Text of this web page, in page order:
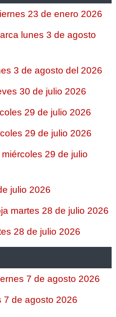
23 de enero 2026
lunes 3 de agosto
3 de agosto del 2026
30 de julio 2026
29 de julio 2026
29 de julio 2026
29 de julio
julio 2026
martes 28 de julio 2026
28 de julio 2026
7 de agosto 2026
7 de agosto 2026